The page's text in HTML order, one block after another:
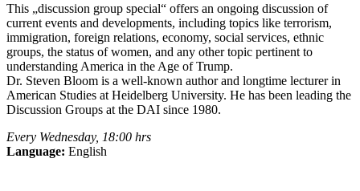
This „discussion group special“ offers an ongoing discussion of
current events and developments, including topics like terrorism,
immigration, foreign relations, economy, social services, ethnic
groups, the status of women, and any other topic pertinent to
understanding America in the Age of Trump.
Dr. Steven Bloom is a well-known author and longtime lecturer in
American Studies at Heidelberg University. He has been leading the
Discussion Groups at the DAI since 1980.
Every Wednesday, 18:00 hrs
Language: English